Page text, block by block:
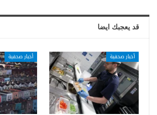
قد يعجبك ايضا
أخبار صحفية أخبار صحفية